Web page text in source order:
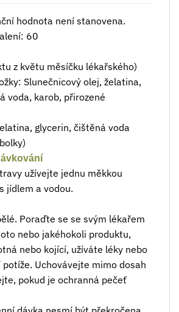
hodnota není stanovena.
60
z květu měsíčku lékařského)
Slunečnicový olej, želatina,
voda, karob, přirozené
glycerin, čištěná voda
užívejte jednu měkkou
jídlem a vodou.
Poraďte se se svým lékařem
nebo jakéhokoli produktu,
nebo kojící, užíváte léky nebo
Uchovávejte mimo dosah
pokud je ochranná pečeť